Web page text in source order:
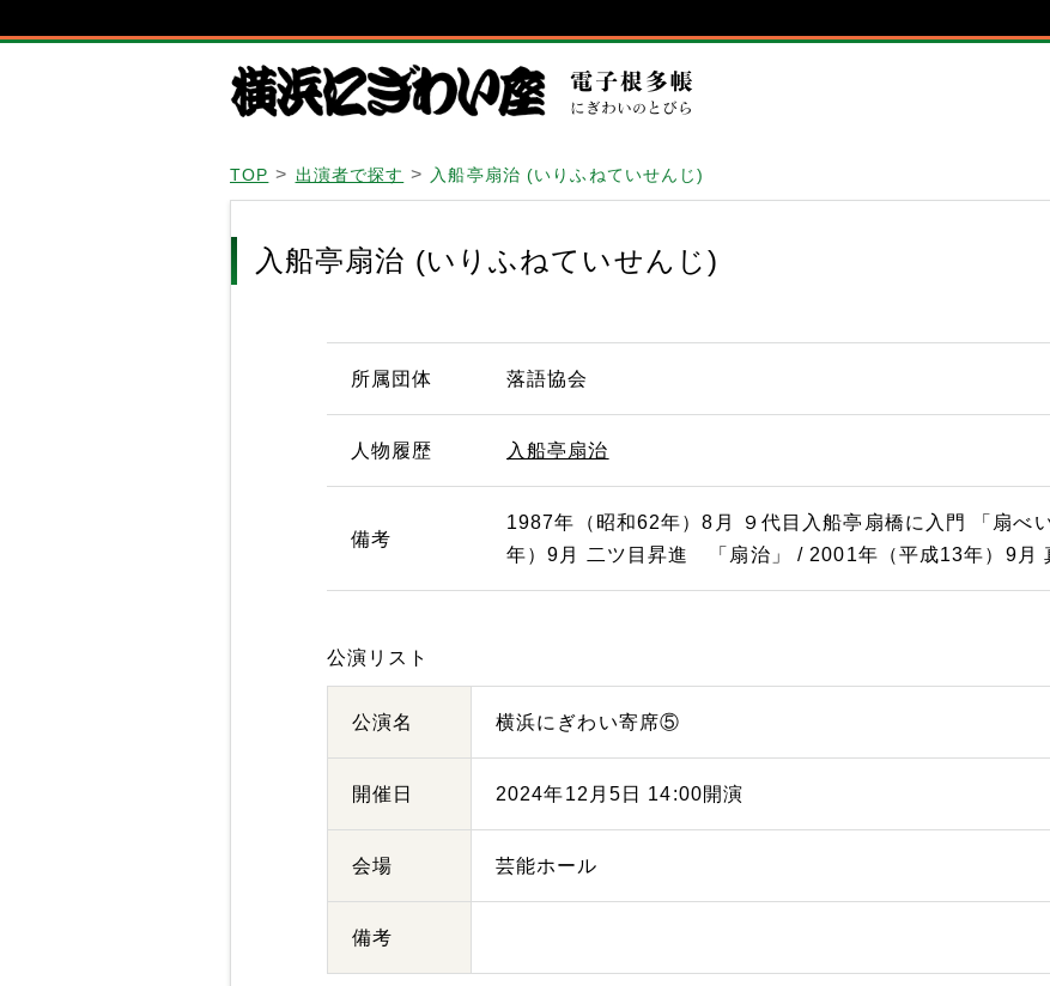
TOP 出演者で探す 入船亭扇治 (いりふねていせんじ)
入船亭扇治 (いりふねていせんじ)
所属団体 落語協会
人物履歴 入船亭扇治
備考
1987年（昭和62年）8月 ９代目入船亭扇橋に入門 「扇べ
年）9月 二ツ目昇進 「扇治」 / 2001年（平成13年）9月
公演リスト
公演名 横浜にぎわい寄席⑤
開催日 2024年12月5日 14:00開演
会場 芸能ホール
備考